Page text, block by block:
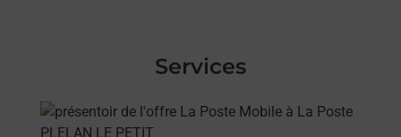
Services
En savoir plus